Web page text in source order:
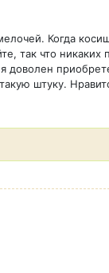
Когда
так что
доволен
штуку.